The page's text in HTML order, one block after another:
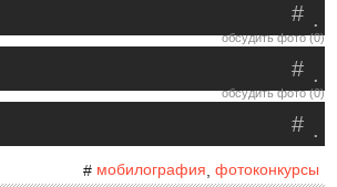
.
#
обсудить фото (0)
.
#
обсудить фото (0)
.
#
# мобилография фотоконкурсы